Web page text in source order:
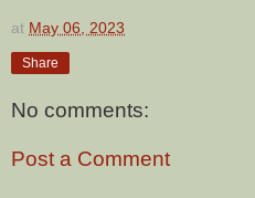
at May 06, 2023
Share
No comments:
Post a Comment